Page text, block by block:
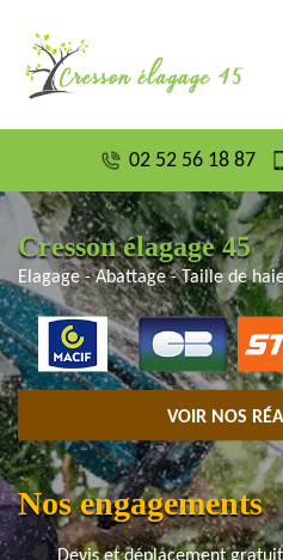
02 52 56 18 87
Cresson élagage 45
Elagage - Abattage - Taille de
VOIR NOS
Nos engagements
Devis et déplacement